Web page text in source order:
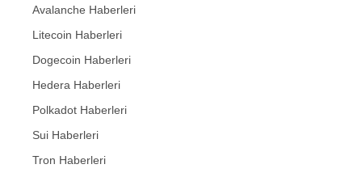
Avalanche Haberleri
Litecoin Haberleri
Dogecoin Haberleri
Hedera Haberleri
Polkadot Haberleri
Sui Haberleri
Tron Haberleri